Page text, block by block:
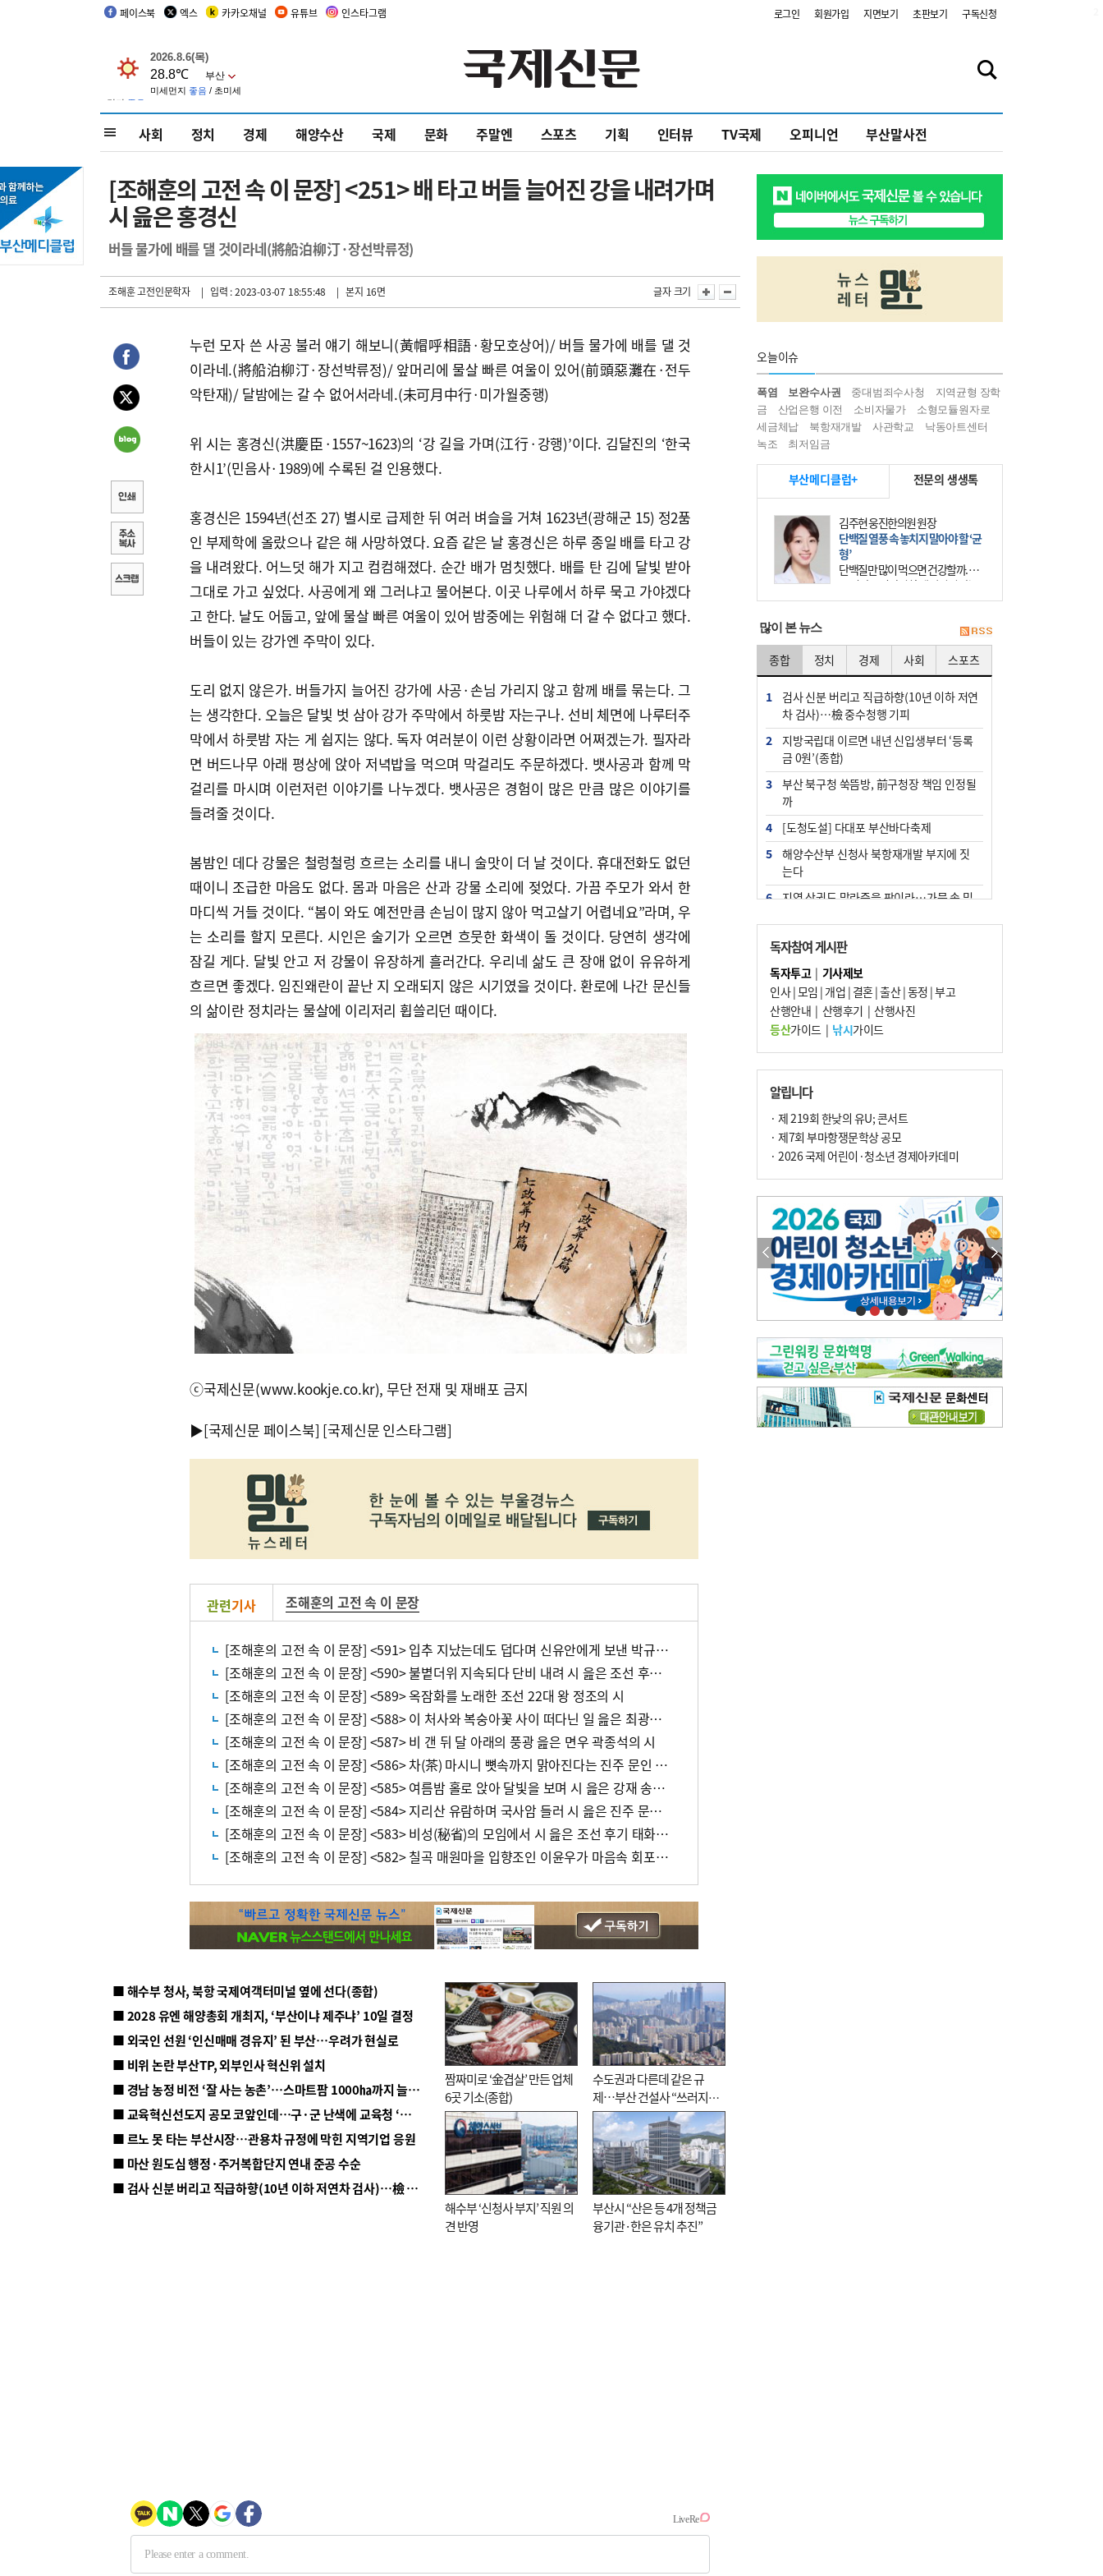
페이스북 엑스 카카오채널 유튜브 인스타그램 로그인 회원가입 지면보기 초판보기 구독신청
사회 정치 경제 해양수산 국제 문화 주말엔 스포츠 기획 인터뷰 TV국제 오피니언 부산말사전
[조해훈의 고전 속 이 문장] <251> 배 타고 버들 늘어진 강을 내려가며
시 읊은 홍경신
버들 물가에 배를 댈 것이라네(將船泊柳汀·장선박류정)
조해훈 고전인문학자 | 입력 : 2023-03-07 18:55:48 | 본지 16면 글자 크기
누런 모자 쓴 사공 불러 얘기 해보니(黃帽呼相語·황모호상어)/ 버들 물가에 배를 댈 것
이라네.(將船泊柳汀·장선박류정)/ 앞머리에 물살 빠른 여울이 있어(前頭惡灘在·전두
악탄재)/ 달밤에는 갈 수 없어서라네.(未可月中行·미가월중행)
위 시는 홍경신(洪慶臣·1557~1623)의 ‘강 길을 가며(江行·강행)’이다. 김달진의 ‘한국
한시1’(민음사·1989)에 수록된 걸 인용했다.
홍경신은 1594년(선조 27) 별시로 급제한 뒤 여러 벼슬을 거쳐 1623년(광해군 15) 정2품
인 부제학에 올랐으나 같은 해 사망하였다. 요즘 같은 날 홍경신은 하루 종일 배를 타고 강
을 내려왔다. 어느덧 해가 지고 컴컴해졌다. 순간 배가 멈칫했다. 배를 탄 김에 달빛 받아
그대로 가고 싶었다. 사공에게 왜 그러냐고 물어본다. 이곳 나루에서 하루 묵고 가야겠다
고 한다. 날도 어둡고, 앞에 물살 빠른 여울이 있어 밤중에는 위험해 더 갈 수 없다고 했다.
버들이 있는 강가엔 주막이 있다.
도리 없지 않은가. 버들가지 늘어진 강가에 사공·손님 가리지 않고 함께 배를 묶는다. 그
는 생각한다. 오늘은 달빛 벗 삼아 강가 주막에서 하룻밤 자는구나. 선비 체면에 나루터주
막에서 하룻밤 자는 게 쉽지는 않다. 독자 여러분이 이런 상황이라면 어쩌겠는가. 필자라
면 버드나무 아래 평상에 앉아 저녁밥을 먹으며 막걸리도 주문하겠다. 뱃사공과 함께 막
걸리를 마시며 이런저런 이야기를 나누겠다. 뱃사공은 경험이 많은 만큼 많은 이야기를
들려줄 것이다.
봄밤인 데다 강물은 철렁철렁 흐르는 소리를 내니 술맛이 더 날 것이다. 휴대전화도 없던
때이니 조급한 마음도 없다. 몸과 마음은 산과 강물 소리에 젖었다. 가끔 주모가 와서 한
마디씩 거들 것이다. “봄이 와도 예전만큼 손님이 많지 않아 먹고살기 어렵네요”라며, 우
는 소리를 할지 모른다. 시인은 술기가 오르면 흐뭇한 화색이 돌 것이다. 당연히 생각에
잠길 게다. 달빛 안고 저 강물이 유장하게 흘러간다. 우리네 삶도 큰 장애 없이 유유하게
흐르면 좋겠다. 임진왜란이 끝난 지 오래되지 않은 시기였을 것이다. 환로에 나간 문신들
의 삶이란 정치라는 물살에 이리저리 휩쓸리던 때이다.
ⓒ국제신문(www.kookje.co.kr), 무단 전재 및 재배포 금지
▶[국제신문 페이스북] [국제신문 인스타그램]
관련기사 조해훈의 고전 속 이 문장
[조해훈의 고전 속 이 문장] <591> 입추 지났는데도 덥다며 신유안에게 보낸 박규수의 편지
[조해훈의 고전 속 이 문장] <590> 불볕더위 지속되다 단비 내려 시 읊은 조선 후기 신익전
[조해훈의 고전 속 이 문장] <589> 옥잠화를 노래한 조선 22대 왕 정조의 시
[조해훈의 고전 속 이 문장] <588> 이 처사와 복숭아꽃 사이 떠다닌 일 읊은 최광유의 시
[조해훈의 고전 속 이 문장] <587> 비 갠 뒤 달 아래의 풍광 읊은 면우 곽종석의 시
[조해훈의 고전 속 이 문장] <586> 차(茶) 마시니 뼛속까지 맑아진다는 진주 문인 하계락
[조해훈의 고전 속 이 문장] <585> 여름밤 홀로 앉아 달빛을 보며 시 읊은 강재 송치규
[조해훈의 고전 속 이 문장] <584> 지리산 유람하며 국사암 들러 시 읊은 진주 문인 하겸진
[조해훈의 고전 속 이 문장] <583> 비성(秘省)의 모임에서 시 읊은 조선 후기 태화 홍원섭
[조해훈의 고전 속 이 문장] <582> 칠곡 매원마을 입향조인 이윤우가 마음속 회포를 읊은 시
■ 해수부 청사, 북항 국제여객터미널 옆에 선다(종합)
■ 2028 유엔 해양총회 개최지, ‘부산이냐 제주냐’ 10일 결정
■ 외국인 선원 ‘인신매매 경유지’ 된 부산…우려가 현실로
■ 비위 논란 부산TP, 외부인사 혁신위 설치
■ 경남 농정 비전 ‘잘 사는 농촌’…스마트팜 1000㏊까지 늘린다
■ 교육혁신선도지 공모 코앞인데…구·군 난색에 교육청 ‘쩔쩔’
■ 르노 못 타는 부산시장…관용차 규정에 막힌 지역기업 응원
■ 마산 원도심 행정·주거복합단지 연내 준공 수순
■ 검사 신분 버리고 직급하향(10년 이하 저연차 검사)…檢 중수청행 기피
짬짜미로 ‘金겹살’ 만든 업체
6곳 기소(종합)
수도권과 다른데 같은 규
제…부산 건설사 “쓰러지기
직전”
해수부 ‘신청사 부지’ 직원 의
견 반영
부산시 “산은 등 4개 정책금
융기관·한은 유치 추진”
오늘이슈
폭염 보완수사권 중대범죄수사청
지역균형 장학
금
산업은행 이전 소비자물가
소형모듈원자로
세금체납
북항재개발 사관학교
낙동아트센터
녹조
최저임금
부산메디클럽+ 전문의 생생톡
김주현 웅진한의원 원장
단백질 열풍 속 놓치지 말아야 할 ‘균
형’
단백질만 많이 먹으면 건강할까. 요
즘 건강을 이야기할 때 빠지지 않는
키워드가 단백질이다. 헬스장을 다니
많이 본 뉴스
종합 정치 경제 사회 스포츠
1
검사 신분 버리고 직급하향(10년 이하 저연
차 검사)…檢 중수청행 기피
2
지방국립대 이르면 내년 신입생부터 ‘등록
금 0원’(종합)
3
부산 북구청 쑥뜸방, 前구청장 책임 인정될
까
4
[도청도설] 다대포 부산바다축제
5
해양수산부 신청사 북항재개발 부지에 짓
는다
6
지역 상권도 말라죽을 판이라…가뭄 속 밀
7
법원, 단차 논란 북항 복합환승센터 공사중
지 관련 현장검증
8
통영시민 추석 전 35만 원 받는다
9
부산 철강공장 50대 노동자 추락사
10 국힘 부산시당, ‘정이한 조력’ 시의원 윤리
위에…‘한동훈 지지’도 신고접수
독자참여 게시판
독자투고| 기사제보
인사|모임 | 개업 | 결혼|출산|동정 |부고
산행안내 | 산행후기 | 산행사진
등산가이드| 낚시가이드
알립니다
· 제 219회 한낮의 유U; 콘서트
· 제7회 부마항쟁문학상 공모
· 2026 국제 어린이·청소년 경제아카데미